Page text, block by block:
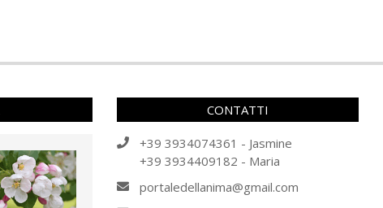
CONTATTI
+39 3934074361 - Jasmine
+39 3934409182 - Maria
portaledellanima@gmail.com